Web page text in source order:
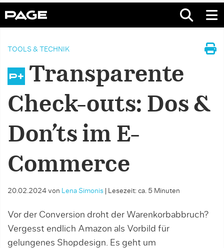
TOOLS & TECHNIK
Transparente
Check-outs: Dos &
Don’ts im E-
Commerce
20.02.2024 von Lena Simonis Lesezeit: ca. 5 Minuten
Vor der Conversion droht der Warenkorbabbruch?
Vergesst endlich Amazon als Vorbild für
gelungenes Shopdesign. Es geht um